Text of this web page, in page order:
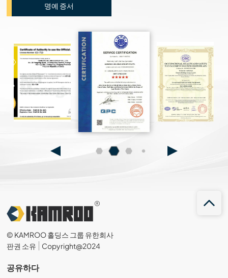
명예 증서
© KAMROO 홀딩스 그룹 유한회사
판권 소유
Copyright@2024
공유하다